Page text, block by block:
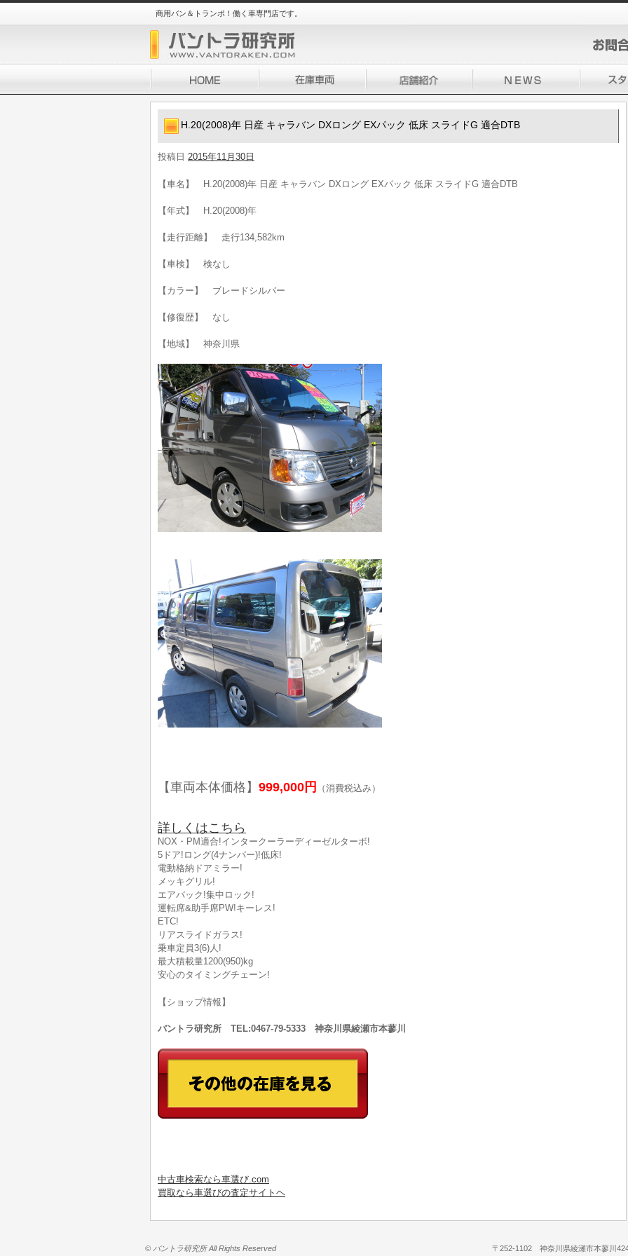
商用バン＆トランポ！働く車専門店です。
H.20(2008)年 日産 キャラバン DXロング EXパック 低床 スライドG 適合DTB
投稿日 2015年11月30日
【車名】 H.20(2008)年 日産 キャラバン DXロング EXパック 低床 スライドG 適合DTB
【年式】 H.20(2008)年
【走行距離】 走行134,582km
【車検】 検なし
【カラー】 ブレードシルバー
【修復歴】 なし
【地域】 神奈川県
【車両本体価格】 999,000円 （消費税込み）
詳しくはこちら
NOX・PM適合!インタークーラーディーゼルターボ!
5ドア!ロング(4ナンバー)!低床!
電動格納ドアミラー!
メッキグリル!
エアバック!集中ロック!
運転席&助手席PW!キーレス!
ETC!
リアスライドガラス!
乗車定員3(6)人!
最大積載量1200(950)kg
安心のタイミングチェーン!
【ショップ情報】
バントラ研究所 TEL:0467-79-5333 神奈川県綾瀬市本蓼川
中古車検索なら車選び.com
買取なら車選びの査定サイトヘ
© バントラ研究所 All Rights Reserved 〒252-1102 神奈川県綾瀬市本蓼川